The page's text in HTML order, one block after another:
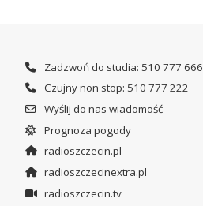
Zadzwoń do studia: 510 777 666
Czujny non stop: 510 777 222
Wyślij do nas wiadomość
Prognoza pogody
radioszczecin.pl
radioszczecinextra.pl
radioszczecin.tv